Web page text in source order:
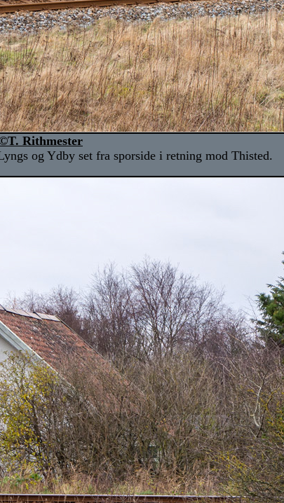
Rithmester
og Ydby set fra sporside i retning mod Thisted.